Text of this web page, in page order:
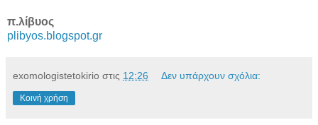
π.λίβυος
plibyos.blogspot.gr
exomologistetokirio στις 12:26 Δεν υπάρχουν σχόλια:
Κοινή χρήση